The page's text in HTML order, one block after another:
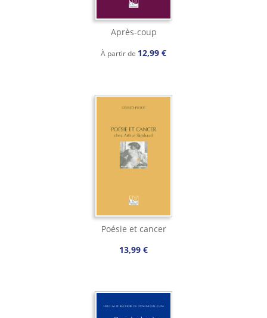
Après-coup
À partir de 12,99 €
Poésie et cancer
13,99 €